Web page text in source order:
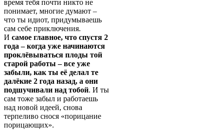
время тебя почти никто не
понимает, многие думают –
что ты идиот, придумываешь
сам себе приключения.
И самое главное, что спустя 2
года – когда уже начинаются
проклёвываться плоды той
старой работы – все уже
забыли, как ты её делал те
далёкие 2 года назад, а они
подшучивали над тобой. И ты
сам тоже забыл и работаешь
над новой идеей, снова
терпеливо снося «порицание
порицающих».